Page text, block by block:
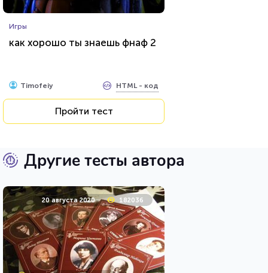
Игры
как хорошо ты знаешь фнаф 2
Timofeiy HTML - код
Пройти тест
Другие тесты автора
20 августа 2020 182036